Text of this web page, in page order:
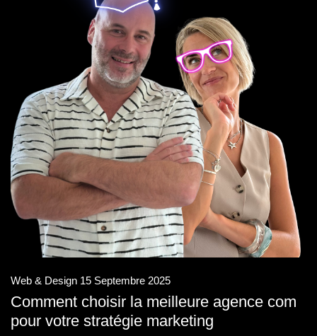
Web & Design 15 Septembre 2025
Comment choisir la meilleure agence com
pour votre stratégie marketing